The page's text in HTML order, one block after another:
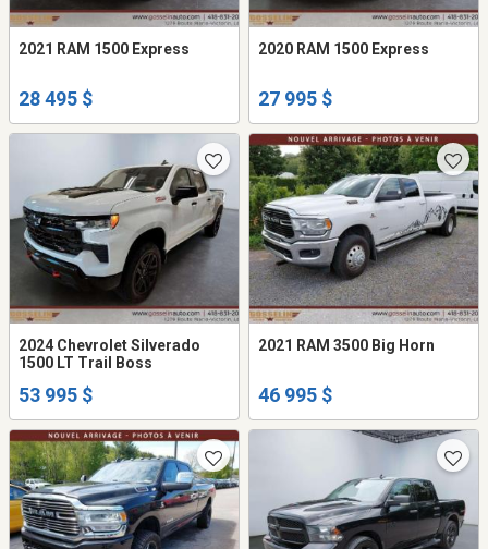
2021 RAM 1500 Express
28 495 $
2020 RAM 1500 Express
27 995 $
2024 Chevrolet Silverado
1500 LT Trail Boss
53 995 $
2021 RAM 3500 Big Horn
46 995 $